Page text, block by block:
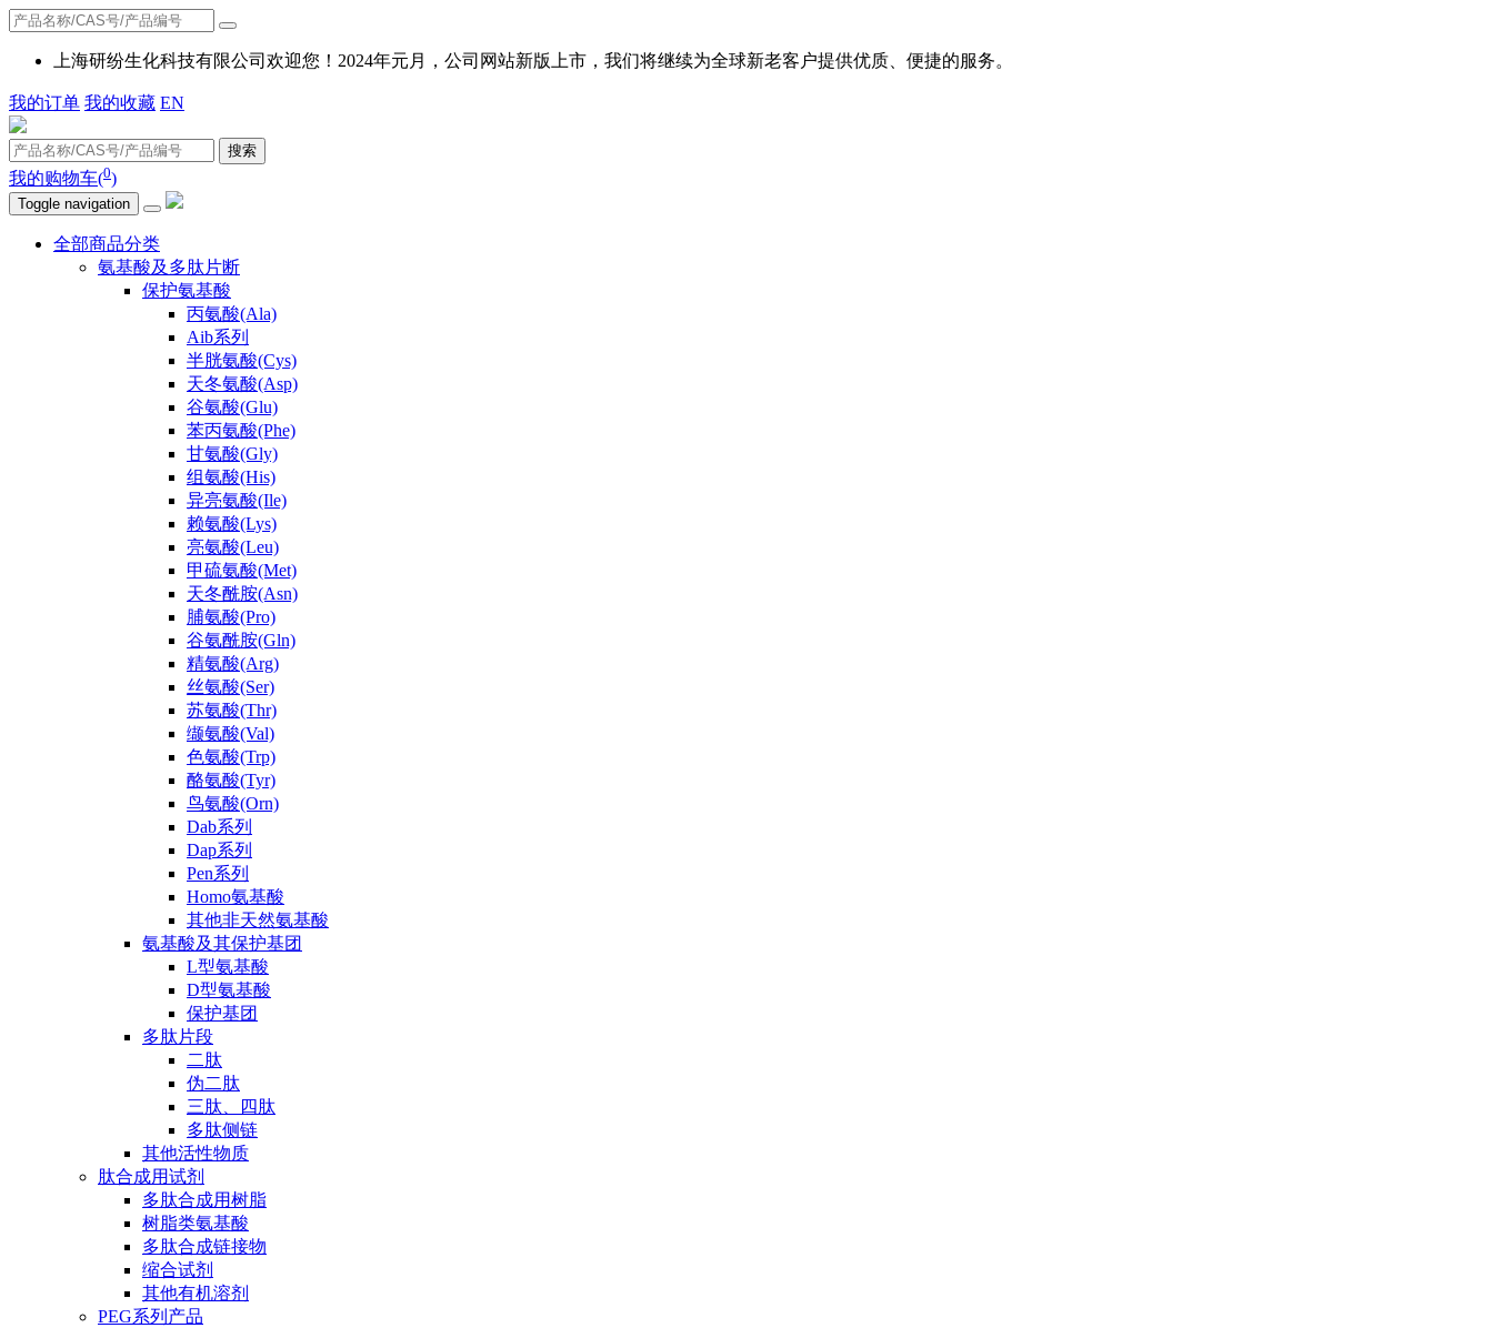
上海研纷生化科技有限公司欢迎您！2024年元月，公司网站新版上市，我们将继续为全球新老客户提供优质、便捷的服务。
我的订单 我的收藏 EN
搜索
我的购物车(0)
Toggle navigation
全部商品分类
氨基酸及多肽片断
保护氨基酸
丙氨酸(Ala)
Aib系列
半胱氨酸(Cys)
天冬氨酸(Asp)
谷氨酸(Glu)
苯丙氨酸(Phe)
甘氨酸(Gly)
组氨酸(His)
异亮氨酸(Ile)
赖氨酸(Lys)
亮氨酸(Leu)
甲硫氨酸(Met)
天冬酰胺(Asn)
脯氨酸(Pro)
谷氨酰胺(Gln)
精氨酸(Arg)
丝氨酸(Ser)
苏氨酸(Thr)
缬氨酸(Val)
色氨酸(Trp)
酪氨酸(Tyr)
鸟氨酸(Orn)
Dab系列
Dap系列
Pen系列
Homo氨基酸
其他非天然氨基酸
氨基酸及其保护基团
L型氨基酸
D型氨基酸
保护基团
多肽片段
二肽
伪二肽
三肽、四肽
多肽侧链
其他活性物质
肽合成用试剂
多肽合成用树脂
树脂类氨基酸
多肽合成链接物
缩合试剂
其他有机溶剂
PEG系列产品